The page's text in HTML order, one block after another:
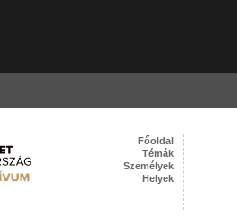
Főoldal
Témák
Személyek
Helyek